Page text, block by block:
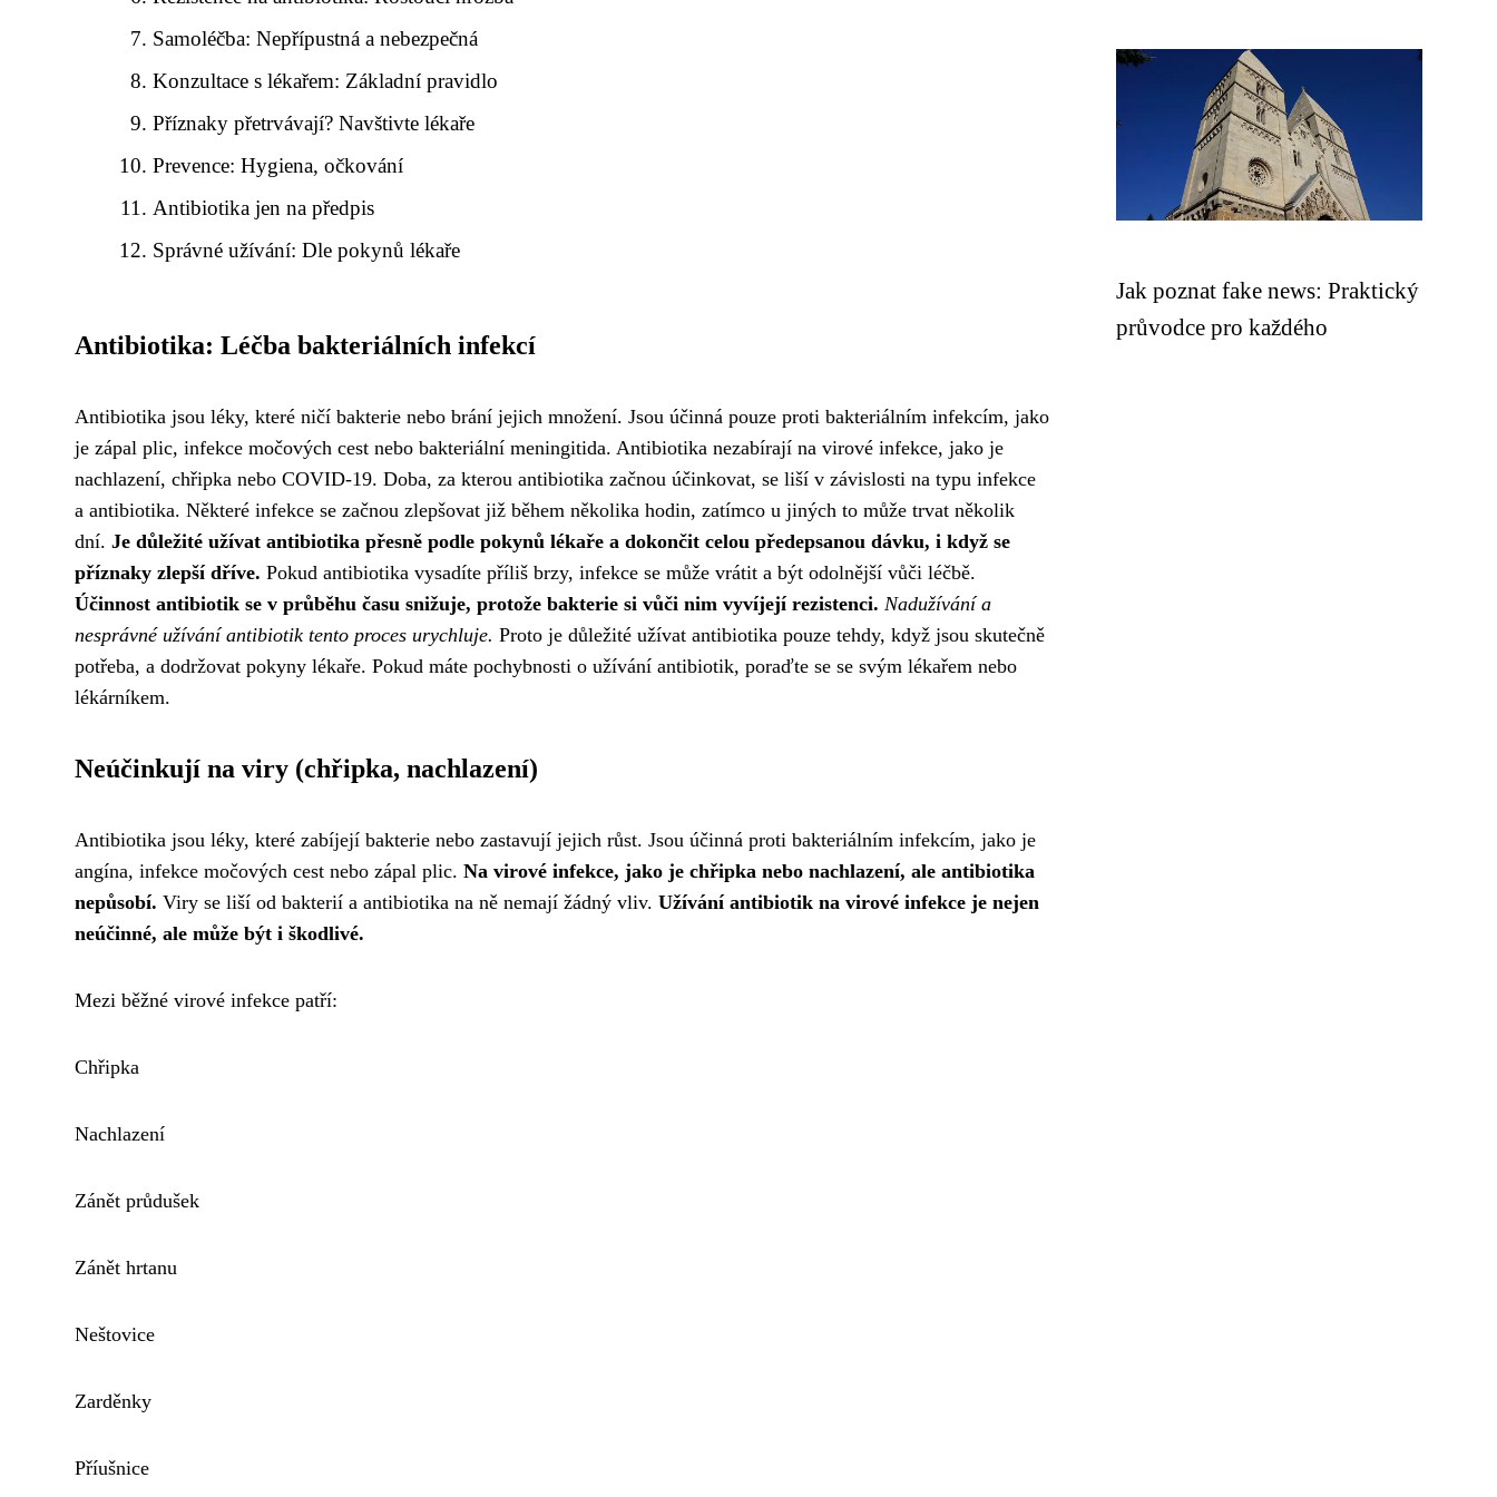
Samoléčba: Nepřípustná a nebezpečná
Konzultace s lékařem: Základní pravidlo
Příznaky přetrvávají? Navštivte lékaře
Prevence: Hygiena, očkování
Antibiotika jen na předpis
Správné užívání: Dle pokynů lékaře
Antibiotika: Léčba bakteriálních infekcí
Antibiotika jsou léky, které ničí bakterie nebo brání jejich množení. Jsou účinná pouze proti bakteriálním infekcím, jako
je zápal plic, infekce močových cest nebo bakteriální meningitida. Antibiotika nezabírají na virové infekce, jako je
nachlazení, chřipka nebo COVID-19. Doba, za kterou antibiotika začnou účinkovat, se liší v závislosti na typu infekce
a antibiotika. Některé infekce se začnou zlepšovat již během několika hodin, zatímco u jiných to může trvat několik
dní. Je důležité užívat antibiotika přesně podle pokynů lékaře a dokončit celou předepsanou dávku, i když se
příznaky zlepší dříve. Pokud antibiotika vysadíte příliš brzy, infekce se může vrátit a být odolnější vůči léčbě.
Účinnost antibiotik se v průběhu času snižuje, protože bakterie si vůči nim vyvíjejí rezistenci. Nadužívání a
nesprávné užívání antibiotik tento proces urychluje. Proto je důležité užívat antibiotika pouze tehdy, když jsou skutečně
potřeba, a dodržovat pokyny lékaře. Pokud máte pochybnosti o užívání antibiotik, poraďte se se svým lékařem nebo
lékárníkem.
Neúčinkují na viry (chřipka, nachlazení)
Antibiotika jsou léky, které zabíjejí bakterie nebo zastavují jejich růst. Jsou účinná proti bakteriálním infekcím, jako je
angína, infekce močových cest nebo zápal plic. Na virové infekce, jako je chřipka nebo nachlazení, ale antibiotika
nepůsobí. Viry se liší od bakterií a antibiotika na ně nemají žádný vliv. Užívání antibiotik na virové infekce je nejen
neúčinné, ale může být i škodlivé.
Mezi běžné virové infekce patří:
Chřipka
Nachlazení
Zánět průdušek
Zánět hrtanu
Neštovice
Zarděnky
Příušnice
Jak poznat fake news: Praktický
průvodce pro každého